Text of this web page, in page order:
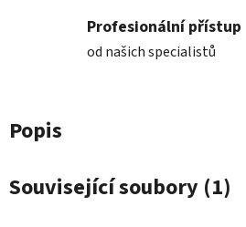
Profesionální přístup
od našich specialistů
Popis
Související soubory (1)